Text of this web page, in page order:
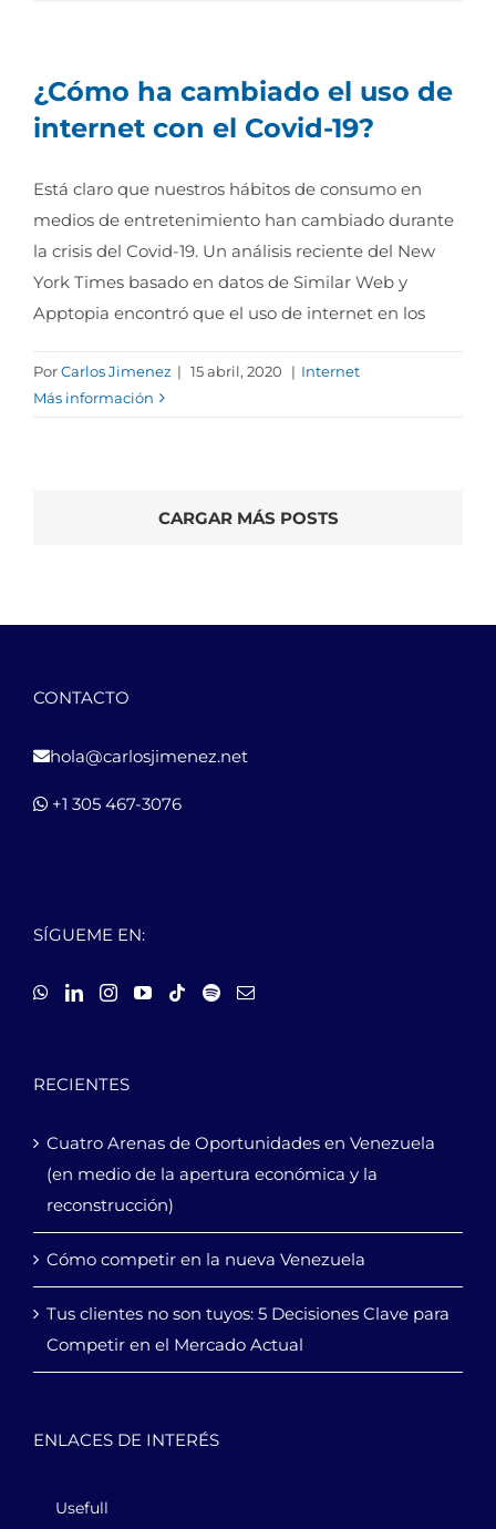
¿Cómo ha cambiado el uso de
internet con el Covid-19?
Está claro que nuestros hábitos de consumo en
medios de entretenimiento han cambiado durante
la crisis del Covid-19. Un análisis reciente del New
York Times basado en datos de Similar Web y
Apptopia encontró que el uso de internet en los
PorCarlos Jimenez | 15 abril, 2020 | Internet
Más información
CARGAR MÁS POSTS
CONTACTO
hola@carlosjimenez.net
+1 305 467-3076
SÍGUEME EN:
RECIENTES
Cuatro Arenas de Oportunidades en Venezuela
(en medio de la apertura económica y la
reconstrucción)
Cómo competir en la nueva Venezuela
Tus clientes no son tuyos: 5 Decisiones Clave para
Competir en el Mercado Actual
ENLACES DE INTERÉS
Usefull